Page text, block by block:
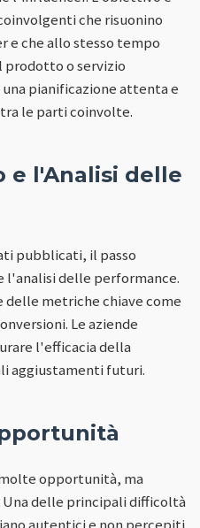
che risuonino
che allo stesso tempo
prodotto o servizio
pianificazione attenta e
le parti coinvolte.
e l'Analisi delle
pubblicati, il passo
l'analisi delle performance.
delle metriche chiave come
Le aziende
l'efficacia della
aggiustamenti futuri.
opportunità, ma
Una delle principali difficoltà